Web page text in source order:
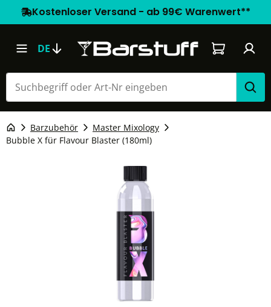
Kostenloser Versand - ab 99€ Warenwert**
DE Warenkorb
Barzubehör
Master Mixology
Bubble X für Flavour Blaster (180ml)